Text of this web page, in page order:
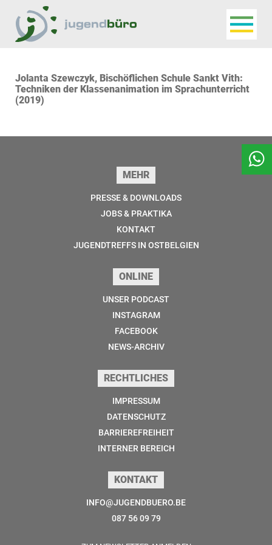
Jolanta Szewczyk, Bischöflichen Schule Sankt Vith:
Techniken der Klassenanimation im Sprachunterricht
(2019)
MEHR
PRESSE & DOWNLOADS
JOBS & PRAKTIKA
KONTAKT
JUGENDTREFFS IN OSTBELGIEN
ONLINE
UNSER PODCAST
INSTAGRAM
FACEBOOK
NEWS-ARCHIV
RECHTLICHES
IMPRESSUM
DATENSCHUTZ
BARRIEREFREIHEIT
INTERNER BEREICH
KONTAKT
INFO@JUGENDBUERO.BE
087 56 09 79